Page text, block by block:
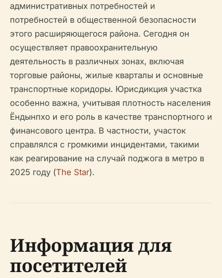
административных потребностей и
потребностей в общественной безопасности
этого расширяющегося района. Сегодня он
осуществляет правоохранительную
деятельность в различных зонах, включая
торговые районы, жилые кварталы и основные
транспортные коридоры. Юрисдикция участка
особенно важна, учитывая плотность населения
Ёндынпхо и его роль в качестве транспортного и
финансового центра. В частности, участок
справлялся с громкими инцидентами, такими
как реагирование на случай поджога в метро в
2025 году (The Star).
Информация для
посетителей